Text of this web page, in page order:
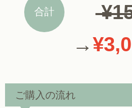
合計
→
ご購入の流れ